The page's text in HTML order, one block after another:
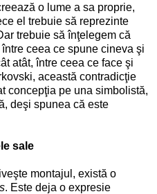
o lume a sa proprie,
el trebuie să reprezinte
trebuie să înţelegem că
ceea ce spune cineva şi
atât, între ceea ce face şi
această contradicţie
concepţia pe una simbolistă,
deşi spunea că este
sale
montajul, există o
. Este deja o expresie